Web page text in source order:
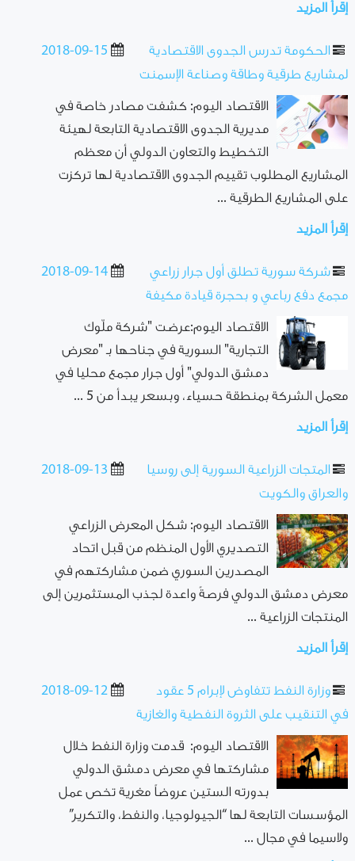
إقرأ المزيد
2018-09-15
الحكومة تدرس الجدوى الاقتصادية
لمشاريع طرقية وطاقة وصناعة الإسمنت
الاقتصاد اليوم: كشفت مصادر خاصة في
مديرية الجدوى الاقتصادية التابعة لهيئة
التخطيط والتعاون الدولي أن معظم
المشاريع المطلوب تقييم الجدوى الاقتصادية لها تركزت
على المشاريع الطرقية ...
إقرأ المزيد
2018-09-14
شركة سورية تطلق أول جرار زراعي
مجمع دفع رباعي و بحجرة قيادة مكيفة
الاقتصاد اليوم:عرضت "شركة ملّوك
التجارية" السورية في جناحها بـ "معرض
دمشق الدولي" أول جرار مجمع محليا في
معمل الشركة بمنطقة حسياء، وبسعر يبدأ من 5 ...
إقرأ المزيد
2018-09-13
المتجات الزراعية السورية إلى روسيا
والعراق والكويت
الاقتصاد اليوم: شكل المعرض الزراعي
التصديري الأول المنظم من قبل اتحاد
المصدرين السوري ضمن مشاركتهم في
معرض دمشق الدولي فرصةً واعدة لجذب المستثمرين إلى
المنتجات الزراعية ...
إقرأ المزيد
2018-09-12
وزارة النفط تتفاوض لإبرام 5 عقود
في التنقيب على الثروة النفطية والغازية
الاقتصاد اليوم: قدمت وزارة النفط خلال
مشاركتها في معرض دمشق الدولي
بدورته الستين عروضاً مغرية تخص عمل
المؤسسات التابعة لها “الجيولوجيا، والنفط، والتكرير”
ولاسيما في مجال ...